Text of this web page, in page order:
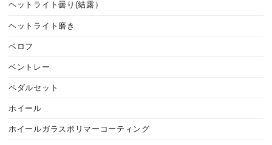
ヘットライト曇り(結露）
ヘットライト磨き
ベロフ
ベントレー
ペダルセット
ホイール
ホイールガラスポリマーコーティング